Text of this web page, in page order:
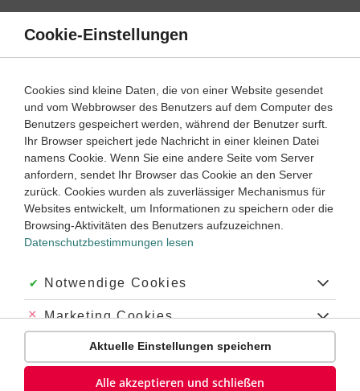
Direkt
Inhalt
Lernwege mit Erklär- und Anleitungsvideos
Latein Lernjahr 1
Sätze übersetzen
#übersetzen #Prädikat #Subjekt #Satzkern
#bei der Übersetzung
#Wortfeld
#Übersetzungsmethoden
#Übersetzung prüfen
#Übersetzung checken
#dramatisches Präsens
#Satz erschließen
#Einrückmethode
#Kästchenmethode
#Inhalt erfassen
#Lateintext Inhalt
6
6
Jetzt lernen
Cookie-Einstellungen
Cookies sind kleine Daten, die von einer Website gesendet
und vom Webbrowser des Benutzers auf dem Computer des
Benutzers gespeichert werden, während der Benutzer surft.
Ihr Browser speichert jede Nachricht in einer kleinen Datei
namens Cookie. Wenn Sie eine andere Seite vom Server
anfordern, sendet Ihr Browser das Cookie an den Server
zurück. Cookies wurden als zuverlässiger Mechanismus für
Websites entwickelt, um Informationen zu speichern oder die
Browsing-Aktivitäten des Benutzers aufzuzeichnen.
Datenschutzbestimmungen lesen
Akzeptiert:
Notwendige Cookies
Abgelehnt:
Marketing Cookies
Abgelehnt:
Personalisierungs-Cookies
Aktuelle Einstellungen speichern
Alle akzeptieren und schließen